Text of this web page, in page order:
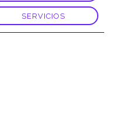
SERVICIOS